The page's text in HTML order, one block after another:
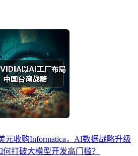
元收购Informatica，AI数据战略升级
打破大模型开发高门槛？